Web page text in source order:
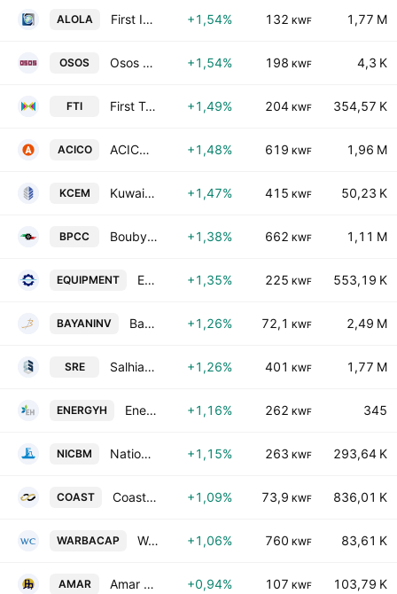
ALOLA First Investment Co. K.S.C.P. +1,54% 132 KWF 1,77 M
OSOS Osos Holding Group Company (K.S.C.) +1,54% 198 KWF 4,3 K
FTI First Takaful Insurance Co. KSCC +1,49% 204 KWF 354,57 K
ACICO ACICO Industries Co. (K.S.C) +1,48% 619 KWF 1,96 M
KCEM Kuwait Cement Company K.P.S.C. +1,47% 415 KWF 50,23 K
BPCC Boubyan Petrochemical Co. (K.S.C.) +1,38% 662 KWF 1,11 M
EQUIPMENT Equipment Holding Co. KSCP +1,35% 225 KWF 553,19 K
BAYANINV Bayan Investment Holding Company +1,26% 72,1 KWF 2,49 M
SRE Salhia Real Estate Co. K.S.C. +1,26% 401 KWF 1,77 M
ENERGYH Energy House Holding Co. +1,16% 262 KWF 345
NICBM National Industries Company for Building Materials +1,15% 263 KWF 293,64 K
COAST Coast Investment & Development Co. K.S.C.C. +1,09% 73,9 KWF 836,01 K
WARBACAP Warba Capital Holding Co. +1,06% 760 KWF 83,61 K
AMAR Amar Finance & Leasing Co. KSCC +0,94% 107 KWF 103,79 K